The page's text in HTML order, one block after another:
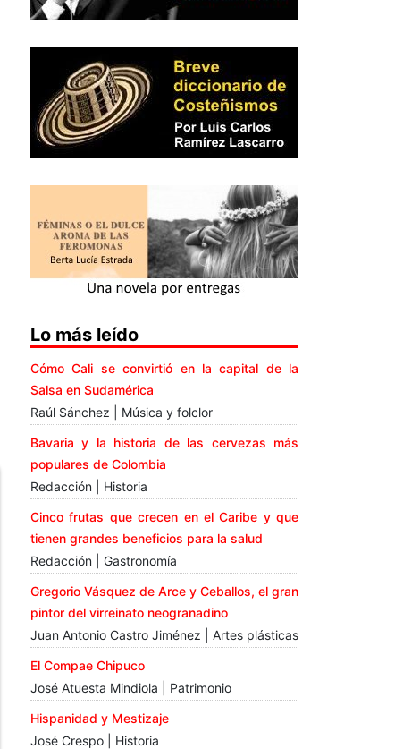
Lo más leído
Cómo Cali se convirtió en la capital de la
Salsa en Sudamérica
Raúl Sánchez | Música y folclor
Bavaria y la historia de las cervezas más
populares de Colombia
Redacción | Historia
Cinco frutas que crecen en el Caribe y que
tienen grandes beneficios para la salud
Redacción | Gastronomía
Gregorio Vásquez de Arce y Ceballos, el gran
pintor del virreinato neogranadino
Juan Antonio Castro Jiménez | Artes plásticas
El Compae Chipuco
José Atuesta Mindiola | Patrimonio
Hispanidad y Mestizaje
José Crespo | Historia